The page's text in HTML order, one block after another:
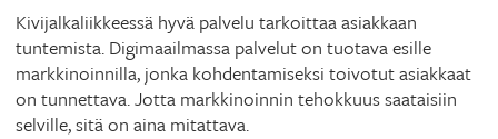
Kivijalkaliikkeessä hyvä palvelu tarkoittaa asiakkaan
tuntemista. Digimaailmassa palvelut on tuotava esille
markkinoinnilla, jonka kohdentamiseksi toivotut asiakkaat
on tunnettava. Jotta markkinoinnin tehokkuus saataisiin
selville, sitä on aina mitattava.